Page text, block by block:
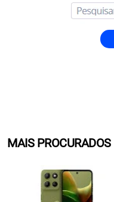
MAIS PROCURADOS